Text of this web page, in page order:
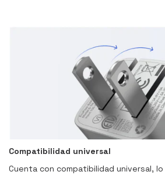
Compatibilidad universal
Cuenta con compatibilidad universal,